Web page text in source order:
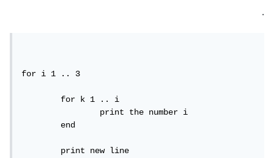
for i 1 .. 3
	for k 1 .. i
		print the number i
	end
	print new line